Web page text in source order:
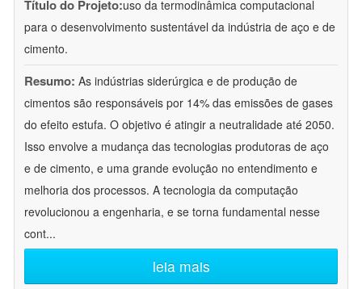
Título do Projeto:uso da termodinâmica computacional
para o desenvolvimento sustentável da indústria de aço e de
cimento.
Resumo: As indústrias siderúrgica e de produção de
cimentos são responsáveis por 14% das emissões de gases
do efeito estufa. O objetivo é atingir a neutralidade até 2050.
Isso envolve a mudança das tecnologias produtoras de aço
e de cimento, e uma grande evolução no entendimento e
melhoria dos processos. A tecnologia da computação
revolucionou a engenharia, e se torna fundamental nesse
cont...
leia mais